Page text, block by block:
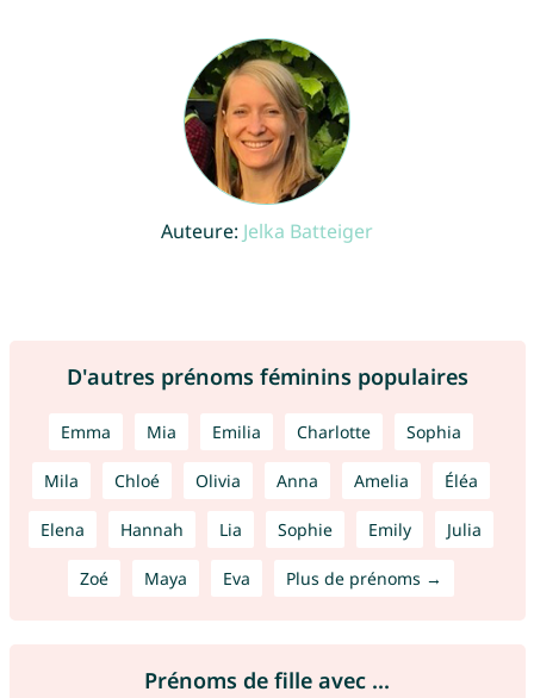
Auteure: Jelka Batteiger
D'autres prénoms féminins populaires
Emma Mia Emilia Charlotte Sophia
Mila Chloé Olivia Anna Amelia Éléa
Elena Hannah Lia Sophie Emily Julia
Zoé Maya Eva Plus de prénoms →
Prénoms de fille avec ...